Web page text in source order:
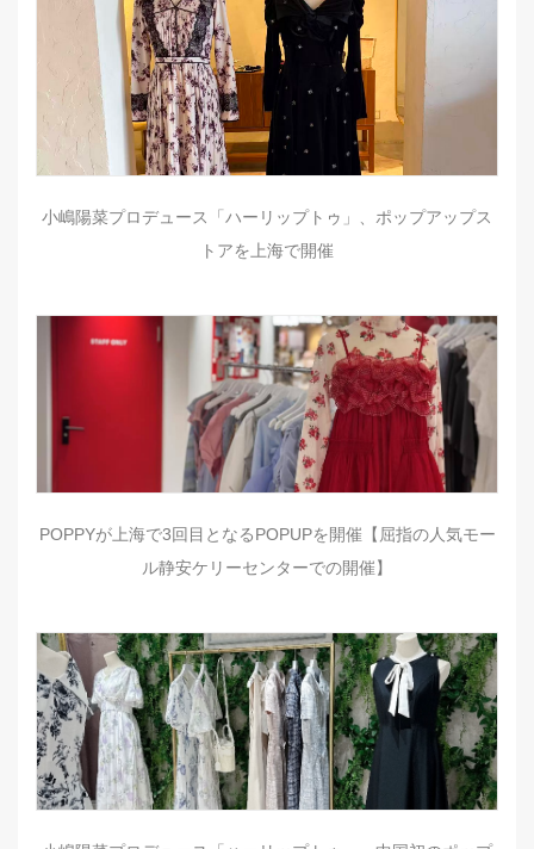
小嶋陽菜プロデュース「ハーリップトゥ」、ポップアップス
トアを上海で開催
POPPYが上海で3回目となるPOPUPを開催【屈指の人気モー
ル静安ケリーセンターでの開催】